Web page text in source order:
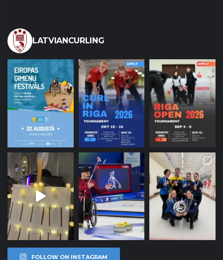
LATVIANCURLING
FOLLOW ON INSTAGRAM